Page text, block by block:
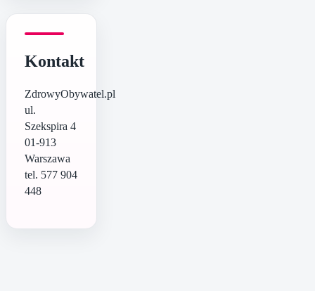
Kontakt
ZdrowyObywatel.pl
ul.
Szekspira 4
01-913
Warszawa
tel. 577 904
448